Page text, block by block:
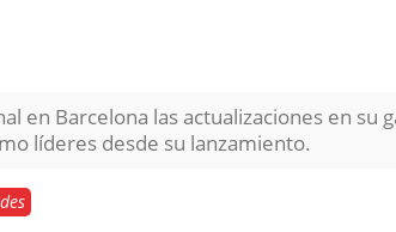
en Barcelona las actualizaciones en su
líderes desde su lanzamiento.